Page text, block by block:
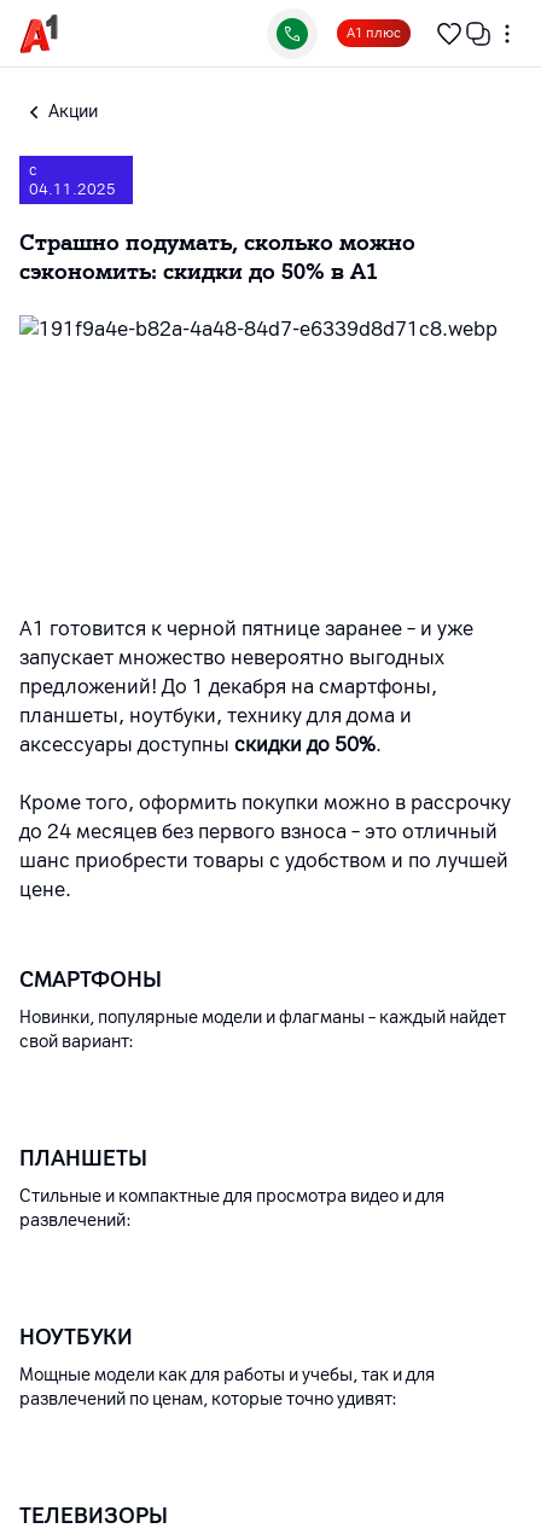
А1 плюс
Акции
с
04.11.2025
Страшно подумать, сколько можно
сэкономить: скидки до 50% в А1
А1 готовится к черной пятнице заранее – и уже
запускает множество невероятно выгодных
предложений! До 1 декабря на смартфоны,
планшеты, ноутбуки, технику для дома и
аксессуары доступны скидки до 50%.
Кроме того, оформить покупки можно в рассрочку
до 24 месяцев без первого взноса – это отличный
шанс приобрести товары с удобством и по лучшей
цене.
СМАРТФОНЫ
Новинки, популярные модели и флагманы – каждый найдет
свой вариант:
ПЛАНШЕТЫ
Стильные и компактные для просмотра видео и для
развлечений:
НОУТБУКИ
Мощные модели как для работы и учебы, так и для
развлечений по ценам, которые точно удивят:
ТЕЛЕВИЗОРЫ